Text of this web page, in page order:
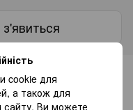
cookie для
а також для
сайту. Ви можете